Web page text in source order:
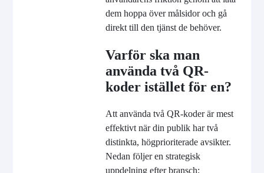
dem hoppa över målsidor och gå
direkt till den tjänst de behöver.
Varför ska man
använda två QR-
koder istället för en?
Att använda två QR-koder är mest
effektivt när din publik har två
distinkta, högprioriterade avsikter.
Nedan följer en strategisk
uppdelning efter bransch: